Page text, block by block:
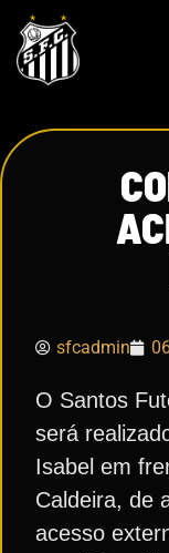
sfcadmin
O Santos
será
Isabel em
Caldeira, de
acesso